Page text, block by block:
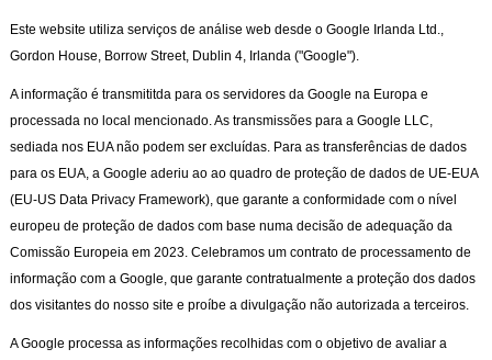
Este website utiliza serviços de análise web desde o Google Irlanda Ltd.,
Gordon House, Borrow Street, Dublin 4, Irlanda ("Google").
A informação é transmititda para os servidores da Google na Europa e
processada no local mencionado. As transmissões para a Google LLC,
sediada nos EUA não podem ser excluídas. Para as transferências de dados
para os EUA, a Google aderiu ao ao quadro de proteção de dados de UE-EUA
(EU-US Data Privacy Framework), que garante a conformidade com o nível
europeu de proteção de dados com base numa decisão de adequação da
Comissão Europeia em 2023. Celebramos um contrato de processamento de
informação com a Google, que garante contratualmente a proteção dos dados
dos visitantes do nosso site e proíbe a divulgação não autorizada a terceiros.
A Google processa as informações recolhidas com o objetivo de avaliar a